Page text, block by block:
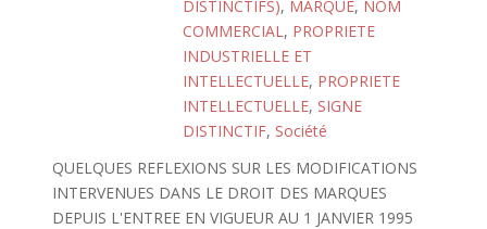
DISTINCTIFS), MARQUE, NOM
COMMERCIAL, PROPRIETE
INDUSTRIELLE ET
INTELLECTUELLE, PROPRIETE
INTELLECTUELLE, SIGNE
DISTINCTIF, Société
QUELQUES REFLEXIONS SUR LES MODIFICATIONS
INTERVENUES DANS LE DROIT DES MARQUES
DEPUIS L'ENTREE EN VIGUEUR AU 1 JANVIER 1995